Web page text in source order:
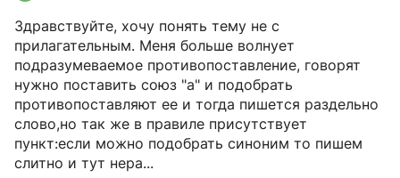
Здравствуйте, хочу понять тему не с
прилагательным. Меня больше волнует
подразумеваемое противопоставление, говорят
нужно поставить союз "а" и подобрать
противопоставляют ее и тогда пишется раздельно
слово,но так же в правиле присутствует
пункт:если можно подобрать синоним то пишем
слитно и тут нера...